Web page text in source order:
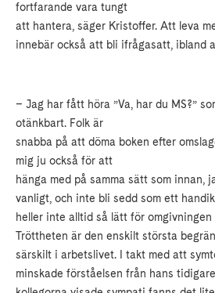
fortfarande vara tungt
att hantera, säger Kristoffer. Att leva
innebär också att bli ifrågasatt, ibland
– Jag har fått höra ”Va, har du MS?”
otänkbart. Folk är
snabba på att döma boken efter
mig ju också för att
hänga med på samma sätt som innan,
vanligt, och inte bli sedd som ett
heller inte alltid så lätt för
Tröttheten är den enskilt största
särskilt i arbetslivet. I takt med att
minskade förståelsen från hans